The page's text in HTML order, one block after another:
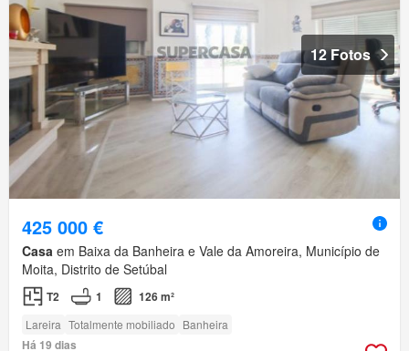
12 Fotos
425 000 €
Casa em Baixa da Banheira e Vale da Amoreira, Município de
Moita, Distrito de Setúbal
T2 1 126 m²
Lareira Totalmente mobiliado Banheira
Há 19 dias